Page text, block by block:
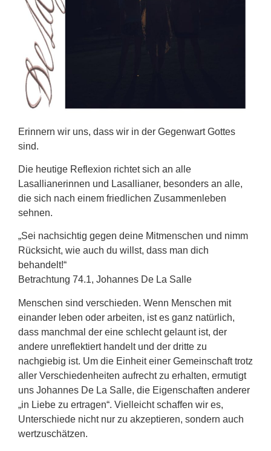
Erinnern wir uns, dass wir in der Gegenwart Gottes
sind.
Die heutige Reflexion richtet sich an alle
Lasallianerinnen und Lasallianer, besonders an alle,
die sich nach einem friedlichen Zusammenleben
sehnen.
„Sei nachsichtig gegen deine Mitmenschen und nimm
Rücksicht, wie auch du willst, dass man dich
behandelt!“
Betrachtung 74.1, Johannes De La Salle
Menschen sind verschieden. Wenn Menschen mit
einander leben oder arbeiten, ist es ganz natürlich,
dass manchmal der eine schlecht gelaunt ist, der
andere unreflektiert handelt und der dritte zu
nachgiebig ist. Um die Einheit einer Gemeinschaft trotz
aller Verschiedenheiten aufrecht zu erhalten, ermutigt
uns Johannes De La Salle, die Eigenschaften anderer
„in Liebe zu ertragen“. Vielleicht schaffen wir es,
Unterschiede nicht nur zu akzeptieren, sondern auch
wertzuschätzen.